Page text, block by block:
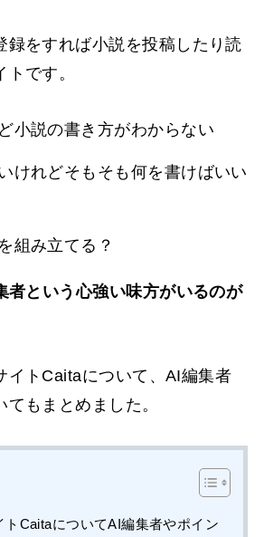
録をすれば小説を投稿したり読
です。
小説の書き方がわからない
けれどそもそも何を書けばいい
組み立てる？
者という心強い味方がいるのが
イトCaitaについて、AI編集者
もまとめました。
トCaitaについてAI編集者やポイン